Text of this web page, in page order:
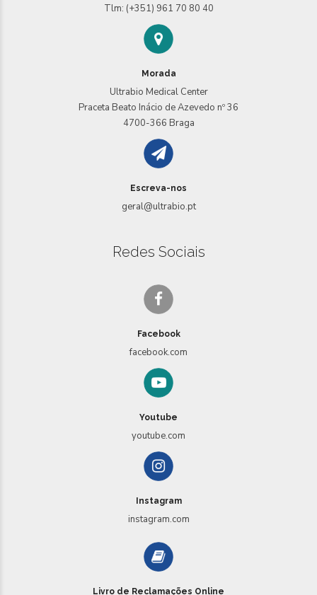
Tlm: (+351) 961 70 80 40
Morada
Ultrabio Medical Center
Praceta Beato Inácio de Azevedo nº 36
4700-366 Braga
Escreva-nos
geral@ultrabio.pt
Redes Sociais
Facebook
facebook.com
Youtube
youtube.com
Instagram
instagram.com
Livro de Reclamações Online